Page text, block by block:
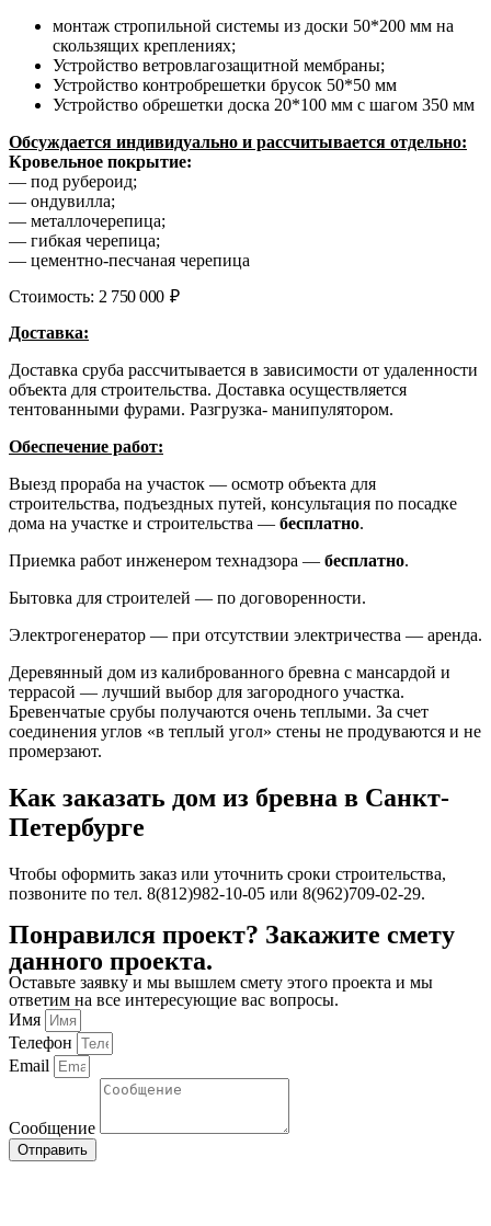
монтаж стропильной системы из доски 50*200 мм на
скользящих креплениях;
Устройство ветровлагозащитной мембраны;
Устройство контробрешетки брусок 50*50 мм
Устройство обрешетки доска 20*100 мм с шагом 350 мм
Обсуждается индивидуально и рассчитывается отдельно:
Кровельное покрытие:
— под рубероид;
— ондувилла;
— металлочерепица;
— гибкая черепица;
— цементно-песчаная черепица
Стоимость: 2 750 000 ₽
Доставка:
Доставка сруба рассчитывается в зависимости от удаленности
объекта для строительства. Доставка осуществляется
тентованными фурами. Разгрузка- манипулятором.
Обеспечение работ:
Выезд прораба на участок — осмотр объекта для
строительства, подъездных путей, консультация по посадке
дома на участке и строительства — бесплатно.
Приемка работ инженером технадзора — бесплатно.
Бытовка для строителей — по договоренности.
Электрогенератор — при отсутствии электричества — аренда.
Деревянный дом из калиброванного бревна с мансардой и
террасой — лучший выбор для загородного участка.
Бревенчатые срубы получаются очень теплыми. За счет
соединения углов «в теплый угол» стены не продуваются и не
промерзают.
Как заказать дом из бревна в Санкт-
Петербурге
Чтобы оформить заказ или уточнить сроки строительства,
позвоните по тел. 8(812)982-10-05 или 8(962)709-02-29.
Понравился проект? Закажите смету
данного проекта.
Оставьте заявку и мы вышлем смету этого проекта и мы
ответим на все интересующие вас вопросы.
Имя
Телефон
Email
Сообщение
Отправить